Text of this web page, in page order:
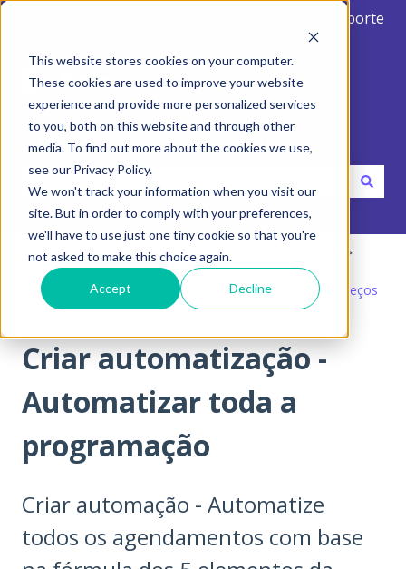
This website stores cookies on your computer.
These cookies are used to improve your website
experience and provide more personalized services
to you, both on this website and through other
media. To find out more about the cookies we use,
see our Privacy Policy.
We won't track your information when you visit our
site. But in order to comply with your preferences,
we'll have to use just one tiny cookie so that you're
not asked to make this choice again.
Accept Decline
Mostrar submenu para
Criar ticket de suporte
Olá. Como podemos te ajudar?
Não existem sugestões porque o campo de pesquisa
Centro de ajuda Como usar a plataforma Doinn
2. Automatize tarefas - Marcações e envios serviços, Preços
Criar automatização -
Automatizar toda a
programação
Criar automação - Automatize
todos os agendamentos com base